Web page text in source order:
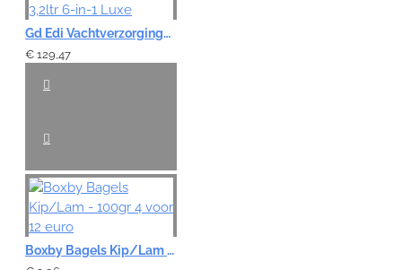
Gd Edi Vachtverzorgingskit - 3,2ltr 6-in-1 Luxe
€ 129,47
Boxby Bagels Kip/Lam - 100gr 4 voor 12 euro